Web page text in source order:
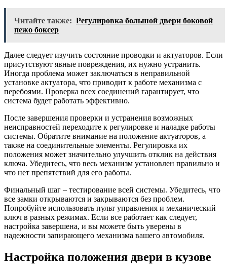
Читайте также: Регулировка большой двери боковой
пежо боксер
Далее следует изучить состояние проводки и актуаторов. Если
присутствуют явные повреждения, их нужно устранить.
Иногда проблема может заключаться в неправильной
установке актуатора, что приводит к работе механизма с
перебоями. Проверка всех соединений гарантирует, что
система будет работать эффективно.
После завершения проверки и устранения возможных
неисправностей переходите к регулировке и наладке работы
системы. Обратите внимание на положение актуаторов, а
также на соединительные элементы. Регулировка их
положения может значительно улучшить отклик на действия
ключа. Убедитесь, что весь механизм установлен правильно и
что нет препятствий для его работы.
Финальный шаг – тестирование всей системы. Убедитесь, что
все замки открываются и закрываются без проблем.
Попробуйте использовать пульт управления и механический
ключ в разных режимах. Если все работает как следует,
настройка завершена, и вы можете быть уверены в
надежности запирающего механизма вашего автомобиля.
Настройка положения двери в кузове